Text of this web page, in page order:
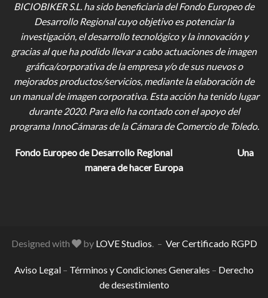
BICIOBIKER S.L. ha sido beneficiaria del Fondo Europeo de
Desarrollo Regional cuyo objetivo es potenciar la
investigación, el desarrollo tecnológico y la innovación y
gracias al que ha podido llevar a cabo actuaciones de imagen
gráfica/corporativa de la empresa y/o de sus nuevos o
mejorados productos/servicios, mediante la elaboración de
un manual de imagen corporativa. Esta acción ha tenido lugar
durante 2020. Para ello ha contado con el apoyo del
programa InnoCámaras de la Cámara de Comercio de Toledo.
Fondo Europeo de Desarrollo Regional
Una
manera de hacer Europa
Designed with by LOVE Studios. – Ver Certificado RGPD
Aviso Legal – Términos y Condiciones Generales – Derecho
de desestimiento